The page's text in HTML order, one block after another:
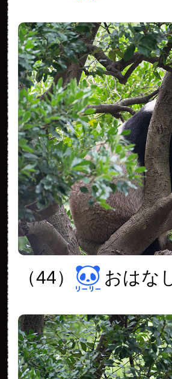
（44） おはな